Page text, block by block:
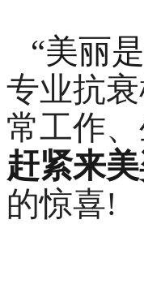
“美丽
专业抗
常工作
赶紧来
的惊喜!